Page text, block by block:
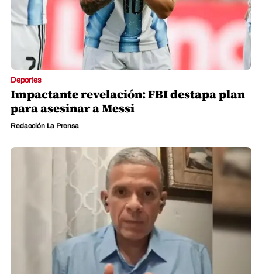
Deportes
Impactante revelación: FBI destapa plan
para asesinar a Messi
Redacción La Prensa